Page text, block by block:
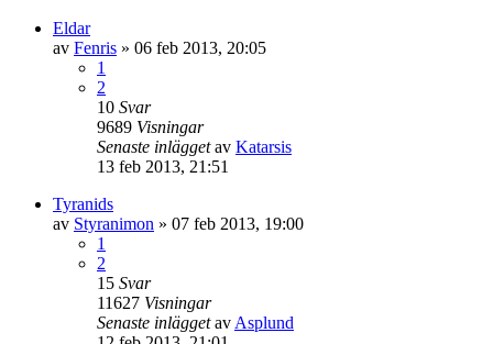
Eldar
av Fenris » 06 feb 2013, 20:05
1
2
10 Svar
9689 Visningar
Senaste inläggetav Katarsis
13 feb 2013, 21:51
Tyranids
av Styranimon » 07 feb 2013, 19:00
1
2
15 Svar
11627 Visningar
Senaste inläggetav Asplund